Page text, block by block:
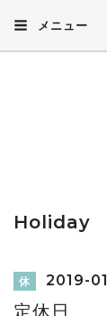
メニュー
Holiday
休 2019-
定休日